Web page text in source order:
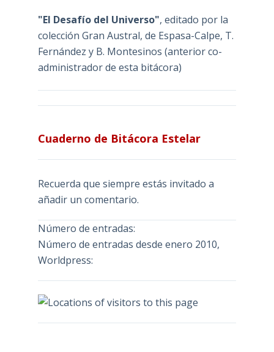
"El Desafío del Universo", editado por la
colección Gran Austral, de Espasa-Calpe, T.
Fernández y B. Montesinos (anterior co-
administrador de esta bitácora)
Cuaderno de Bitácora Estelar
Recuerda que siempre estás invitado a
añadir un comentario.
Número de entradas:
Número de entradas desde enero 2010,
Worldpress: